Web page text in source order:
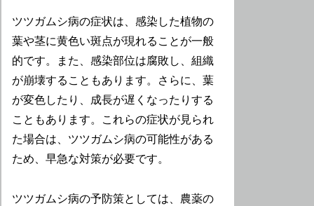
ツツガムシ病の症状は、感染した植物の
葉や茎に黄色い斑点が現れることが一般
的です。また、感染部位は腐敗し、組織
が崩壊することもあります。さらに、葉
が変色したり、成長が遅くなったりする
こともあります。これらの症状が見られ
た場合は、ツツガムシ病の可能性がある
ため、早急な対策が必要です。
ツツガムシ病の予防策としては、農薬の